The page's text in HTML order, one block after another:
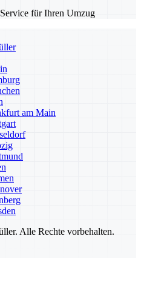
für Ihren Umzug
am Main
Alle Rechte vorbehalten.